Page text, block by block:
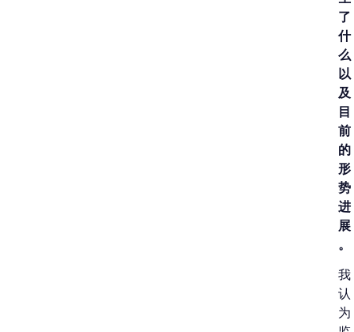
了
什
么
以
及
目
前
的
形
势
进
展
。
我
认
为